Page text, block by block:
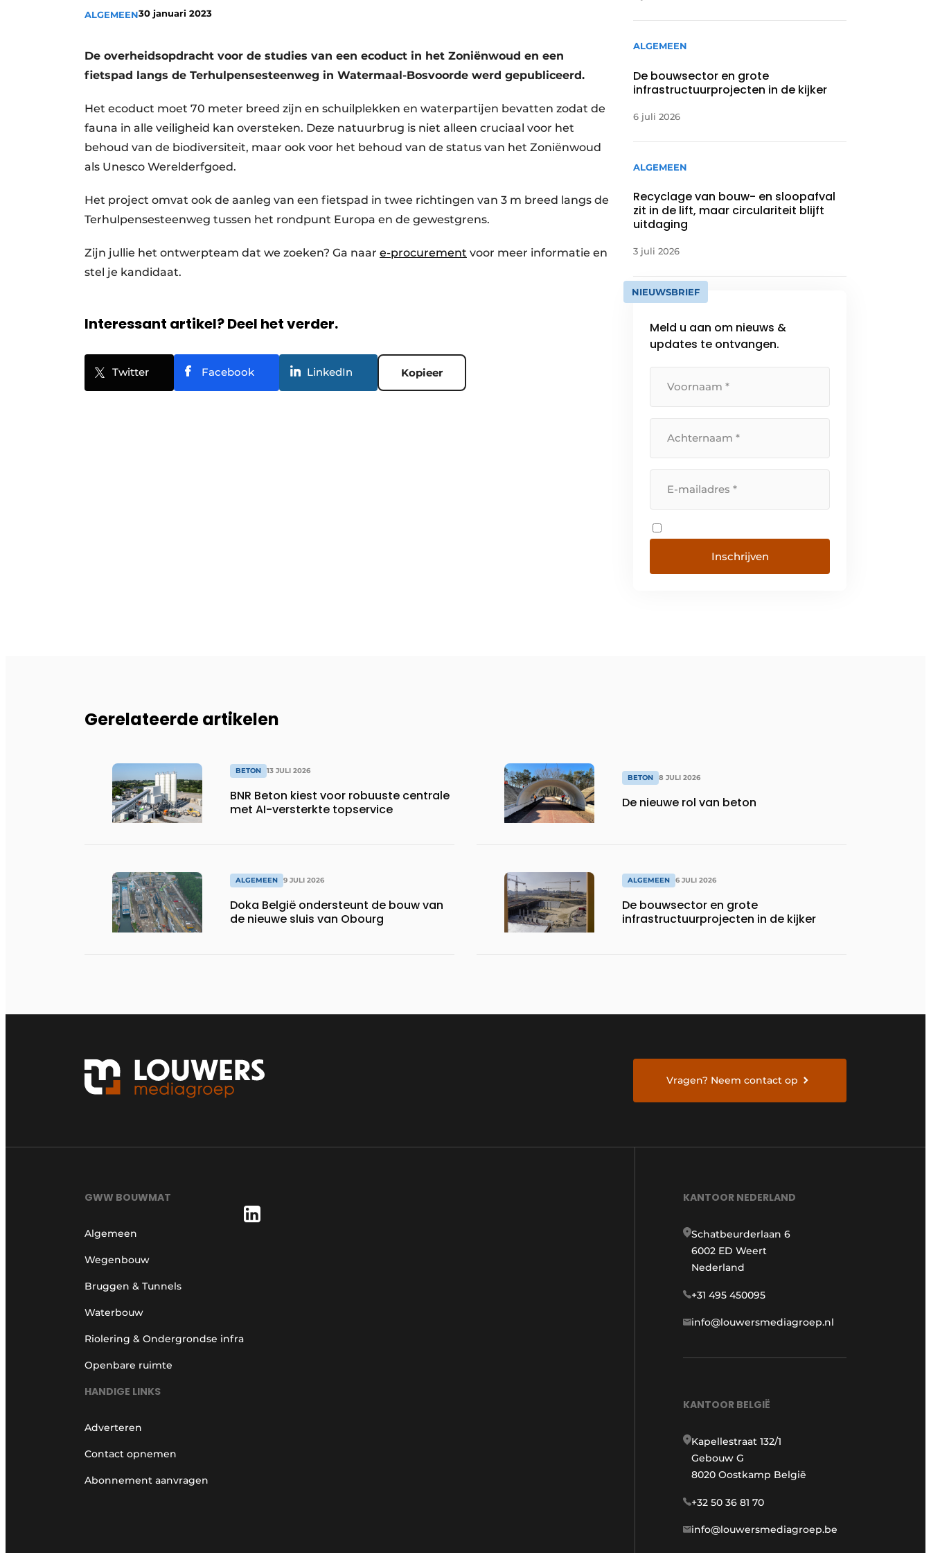
Vacatures
ALGEMEEN30 januari 2023
De overheidsopdracht voor de studies van een ecoduct in het Zoniënwoud en een
fietspad langs de Terhulpensesteenweg in Watermaal-Bosvoorde werd gepubliceerd.
Het ecoduct moet 70 meter breed zijn en schuilplekken en waterpartijen bevatten zodat de
fauna in alle veiligheid kan oversteken. Deze natuurbrug is niet alleen cruciaal voor het
behoud van de biodiversiteit, maar ook voor het behoud van de status van het Zoniënwoud
als Unesco Werelderfgoed.
Het project omvat ook de aanleg van een fietspad in twee richtingen van 3 m breed langs de
Terhulpensesteenweg tussen het rondpunt Europa en de gewestgrens.
Zijn jullie het ontwerpteam dat we zoeken? Ga naar e-procurement voor meer informatie en
stel je kandidaat.
Interessant artikel? Deel het verder.
Twitter Facebook LinkedIn Kopieer
ALGEMEEN
De bouwsector en grote
infrastructuurprojecten in de kijker
6 juli 2026
ALGEMEEN
Recyclage van bouw- en sloopafval
zit in de lift, maar circulariteit blijft
uitdaging
3 juli 2026
NIEUWSBRIEF
Meld u aan om nieuws &
updates te ontvangen.
Inschrijven
Gerelateerde artikelen
BETON 13 JULI 2026
BNR Beton kiest voor robuuste centrale
met AI-versterkte topservice
ALGEMEEN 9 JULI 2026
Doka België ondersteunt de bouw van
de nieuwe sluis van Obourg
BETON 8 JULI 2026
De nieuwe rol van beton
ALGEMEEN 6 JULI 2026
De bouwsector en grote
infrastructuurprojecten in de kijker
Vragen? Neem contact op
GWW BOUWMAT
Algemeen
Wegenbouw
Bruggen & Tunnels
Waterbouw
Riolering & Ondergrondse infra
Openbare ruimte
HANDIGE LINKS
Adverteren
Contact opnemen
Abonnement aanvragen
KANTOOR NEDERLAND
Schatbeurderlaan 6
6002 ED Weert
Nederland
+31 495 450095
info@louwersmediagroep.nl
KANTOOR BELGIË
Kapellestraat 132/1
Gebouw G
8020 Oostkamp België
+32 50 36 81 70
info@louwersmediagroep.be